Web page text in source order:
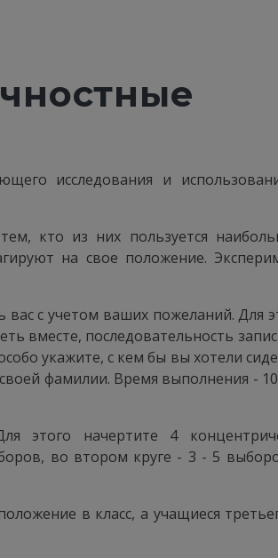
исследования и
кто из них пользуется
на свое положение.
вас с учетом ваших пожеланий. Для
вместе, последовательность
укажите, с кем бы вы хотели
фамилии. Время выполнения -
этого начертите 4
во втором круге - 3 - 5
в класс, а учащиеся